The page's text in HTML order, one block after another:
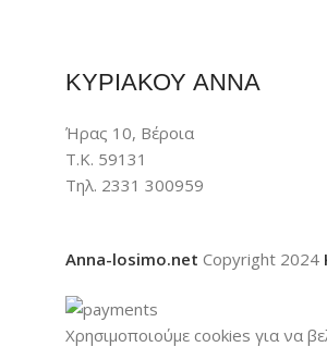
ΚΥΡΙΑΚΟΥ ΑΝΝΑ
Ήρας 10, Βέροια
Τ.Κ. 59131
Τηλ. 2331 300959
Anna-losimo.net Copyright 2024
Χρησιμοποιούμε cookies για να